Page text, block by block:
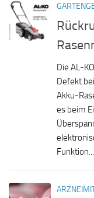
Die AL-
Defekt
Akku-
es beim
Funktion...